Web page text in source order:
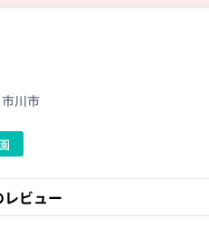
川市
ビュー